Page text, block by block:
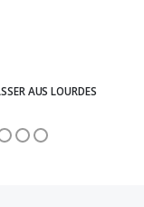
AUS LOURDES